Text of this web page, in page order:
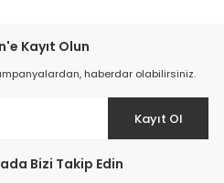
Kayıt Olun
haberdar olabilirsiniz.
Kayıt Ol
Bizi Takip Edin